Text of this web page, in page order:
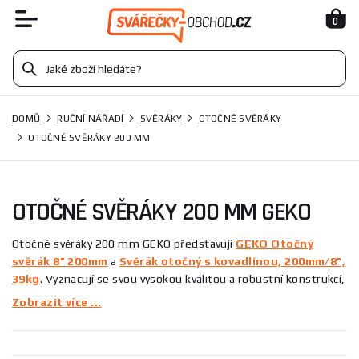
0
DOMŮ RUČNÍ NÁŘADÍ SVĚRÁKY
OTOČNÉ SVĚRÁKY
OTOČNÉ SVĚRÁKY 200 MM
OTOČNÉ SVĚRÁKY 200 MM GEKO
Otočné svěráky 200 mm GEKO představují GEKO Otočný
svěrák 8" 200mm a Svěrák otočný s kovadlinou, 200mm/8",
39kg. Vyznacují se svou vysokou kvalitou a robustní konstrukcí,
což je činí ideálními pro profesionální i domácí dílny. Tyto
obrobky, což je klíčové pro efektivní práci. Otočné svěráky GEKO
Zobrazit více ...